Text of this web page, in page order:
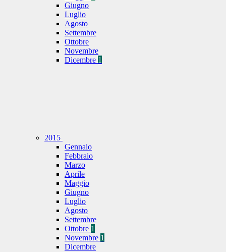
Giugno
Luglio
Agosto
Settembre
Ottobre
Novembre
Dicembre 1
2015
Gennaio
Febbraio
Marzo
Aprile
Maggio
Giugno
Luglio
Agosto
Settembre
Ottobre 1
Novembre 1
Dicembre